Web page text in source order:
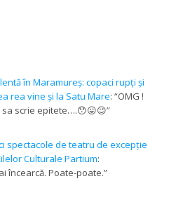
în Maramureș: copaci rupți și
rea vine și la Satu Mare: “OMG !
sa scrie epitete….😯😛😉”
spectacole de teatru de excepție
Culturale Partium:
încearcă. Poate-poate.”